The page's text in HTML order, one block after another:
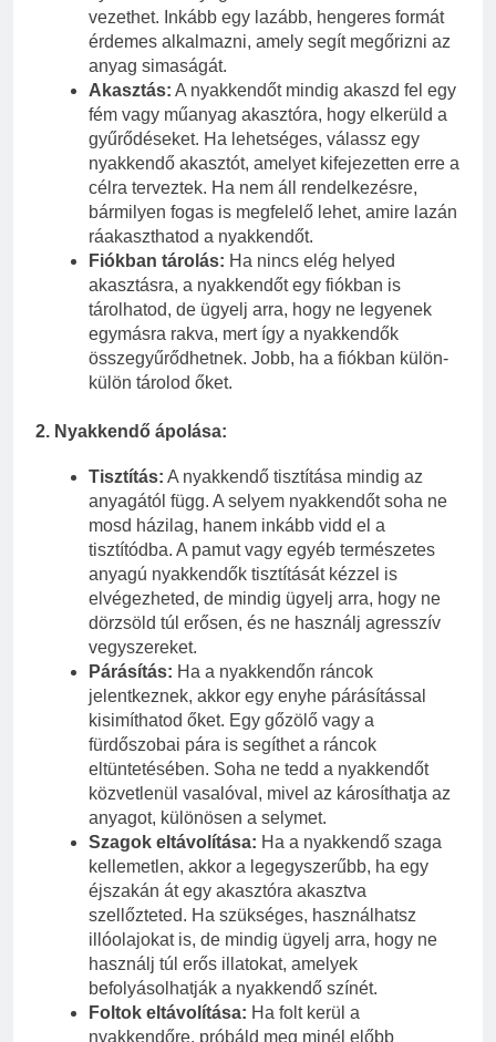
vezethet. Inkább egy lazább, hengeres formát
érdemes alkalmazni, amely segít megőrizni az
anyag simaságát.
Akasztás: A nyakkendőt mindig akaszd fel egy
fém vagy műanyag akasztóra, hogy elkerüld a
gyűrődéseket. Ha lehetséges, válassz egy
nyakkendő akasztót, amelyet kifejezetten erre a
célra terveztek. Ha nem áll rendelkezésre,
bármilyen fogas is megfelelő lehet, amire lazán
ráakaszthatod a nyakkendőt.
Fiókban tárolás: Ha nincs elég helyed
akasztásra, a nyakkendőt egy fiókban is
tárolhatod, de ügyelj arra, hogy ne legyenek
egymásra rakva, mert így a nyakkendők
összegyűrődhetnek. Jobb, ha a fiókban külön-
külön tárolod őket.
2. Nyakkendő ápolása:
Tisztítás: A nyakkendő tisztítása mindig az
anyagától függ. A selyem nyakkendőt soha ne
mosd házilag, hanem inkább vidd el a
tisztítódba. A pamut vagy egyéb természetes
anyagú nyakkendők tisztítását kézzel is
elvégezheted, de mindig ügyelj arra, hogy ne
dörzsöld túl erősen, és ne használj agresszív
vegyszereket.
Párásítás: Ha a nyakkendőn ráncok
jelentkeznek, akkor egy enyhe párásítással
kisimíthatod őket. Egy gőzölő vagy a
fürdőszobai pára is segíthet a ráncok
eltüntetésében. Soha ne tedd a nyakkendőt
közvetlenül vasalóval, mivel az károsíthatja az
anyagot, különösen a selymet.
Szagok eltávolítása: Ha a nyakkendő szaga
kellemetlen, akkor a legegyszerűbb, ha egy
éjszakán át egy akasztóra akasztva
szellőzteted. Ha szükséges, használhatsz
illóolajokat is, de mindig ügyelj arra, hogy ne
használj túl erős illatokat, amelyek
befolyásolhatják a nyakkendő színét.
Foltok eltávolítása: Ha folt kerül a
nyakkendőre, próbáld meg minél előbb